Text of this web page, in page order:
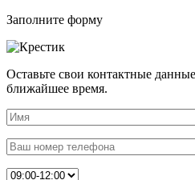
Заполните форму
Оставьте свои контактные
ближайшее время.